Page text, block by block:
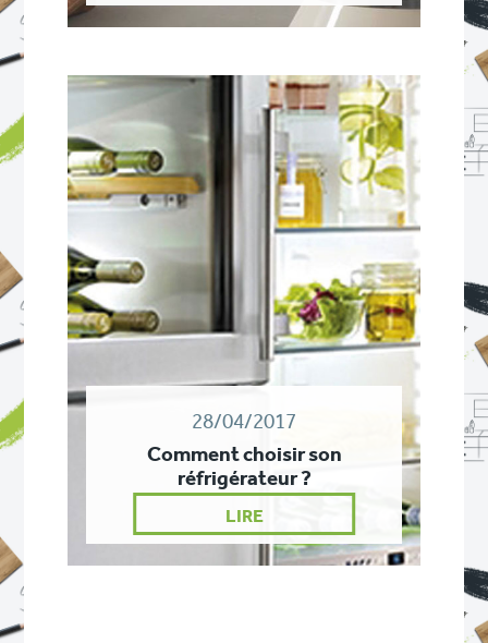
28/04/2017
Comment choisir son
réfrigérateur ?
LIRE